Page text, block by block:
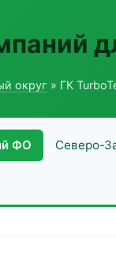
округ » ГК
ФО Северо-